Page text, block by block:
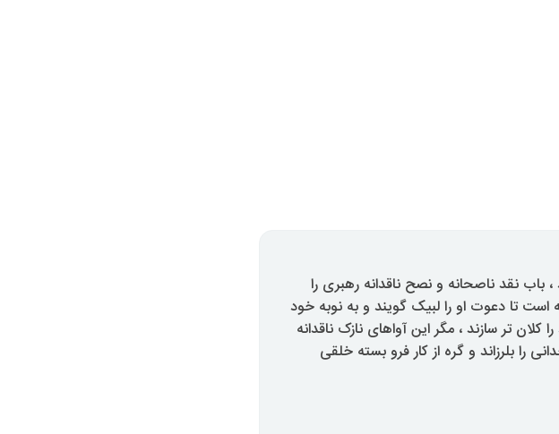
، باب نقد ناصحانه و نصح ناقدانه رهبری را
تا دعوت او را لبیک گویند و به نوبه خود
کلان تر سازند ، مگر این آواهای نازک ناقدانه
بلرزاند و گره از کار فرو بسته خلقی